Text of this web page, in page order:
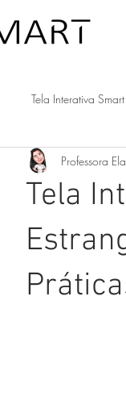
Tela Interativa
Tela
Professora